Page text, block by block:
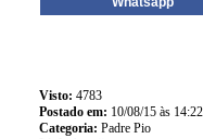
Visto: 4783
Postado em: 10/08/15 às
Categoria: Padre Pio